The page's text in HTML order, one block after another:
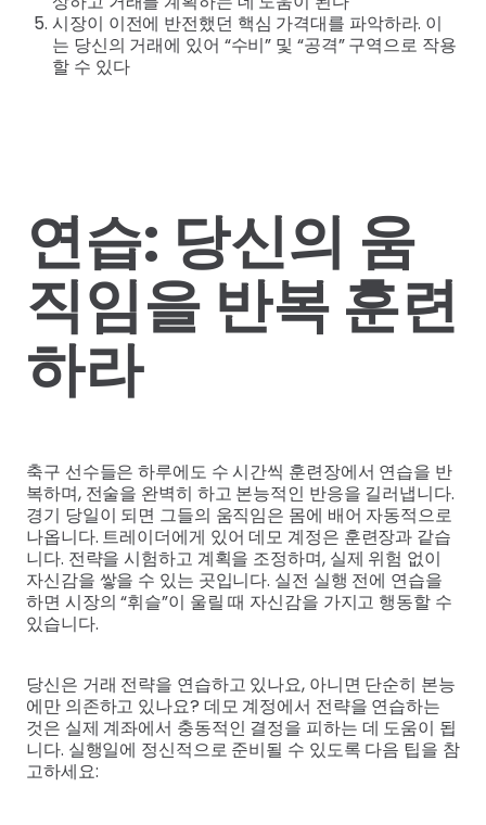
시장이 이전에 반전했던 핵심 가격대를 파악하라. 이
는 당신의 거래에 있어 “수비” 및 “공격” 구역으로 작용
할 수 있다
연습: 당신의 움
직임을 반복 훈련
하라
축구 선수들은 하루에도 수 시간씩 훈련장에서 연습을 반
복하며, 전술을 완벽히 하고 본능적인 반응을 길러냅니다.
경기 당일이 되면 그들의 움직임은 몸에 배어 자동적으로
나옵니다. 트레이더에게 있어 데모 계정은 훈련장과 같습
니다. 전략을 시험하고 계획을 조정하며, 실제 위험 없이
자신감을 쌓을 수 있는 곳입니다. 실전 실행 전에 연습을
하면 시장의 “휘슬”이 울릴 때 자신감을 가지고 행동할 수
있습니다.
당신은 거래 전략을 연습하고 있나요, 아니면 단순히 본능
에만 의존하고 있나요? 데모 계정에서 전략을 연습하는
것은 실제 계좌에서 충동적인 결정을 피하는 데 도움이 됩
니다. 실행일에 정신적으로 준비될 수 있도록 다음 팁을 참
고하세요: